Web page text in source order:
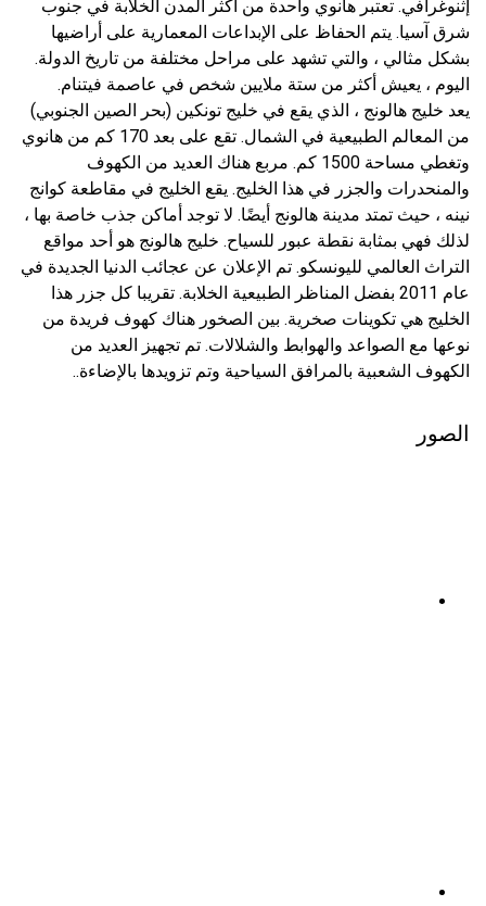
إثنوغرافي. تعتبر هانوي واحدة من أكثر المدن الخلابة في جنوب
شرق آسيا. يتم الحفاظ على الإبداعات المعمارية على أراضيها
بشكل مثالي ، والتي تشهد على مراحل مختلفة من تاريخ الدولة.
اليوم ، يعيش أكثر من ستة ملايين شخص في عاصمة فيتنام.
يعد خليج هالونج ، الذي يقع في خليج تونكين (بحر الصين الجنوبي)
من المعالم الطبيعية في الشمال. تقع على بعد 170 كم من هانوي
وتغطي مساحة 1500 كم. مربع هناك العديد من الكهوف
والمنحدرات والجزر في هذا الخليج. يقع الخليج في مقاطعة كوانج
نينه ، حيث تمتد مدينة هالونج أيضًا. لا توجد أماكن جذب خاصة بها ،
لذلك فهي بمثابة نقطة عبور للسياح. خليج هالونج هو أحد مواقع
التراث العالمي لليونسكو. تم الإعلان عن عجائب الدنيا الجديدة في
عام 2011 بفضل المناظر الطبيعية الخلابة. تقريبا كل جزر هذا
الخليج هي تكوينات صخرية. بين الصخور هناك كهوف فريدة من
نوعها مع الصواعد والهوابط والشلالات. تم تجهيز العديد من
الكهوف الشعبية بالمرافق السياحية وتم تزويدها بالإضاءة..
الصور